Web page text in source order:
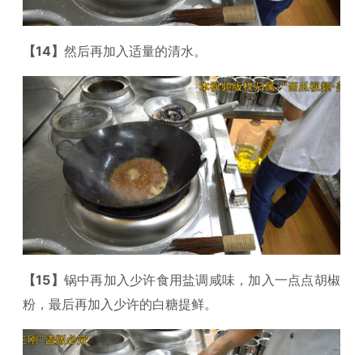
【14】 然后再加入适量的清水。
【15】 锅中再加入少许食用盐调咸味，加入一点点胡椒
粉，最后再加入少许的白糖提鲜。